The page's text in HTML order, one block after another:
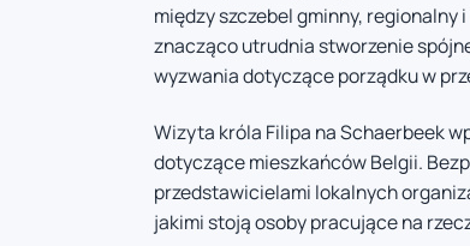
między szczebel gminny,
znacząco utrudnia stworzenie
wyzwania dotyczące porządku w
Wizyta króla Filipa na Schaerbeek
dotyczące mieszkańców Belgii.
przedstawicielami lokalnych
jakimi stoją osoby pracujące na